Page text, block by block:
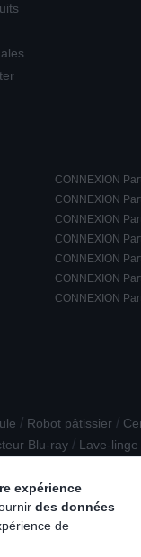
expérience
des données
de
CONNEXION
CONNEXION
CONNEXION
CONNEXION
CONNEXION
CONNEXION
CONNEXION
/ Robot pâtissier /
Blu-ray / Lave-linge